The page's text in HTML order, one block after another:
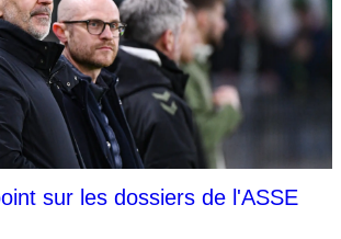
sur les dossiers de l'ASSE